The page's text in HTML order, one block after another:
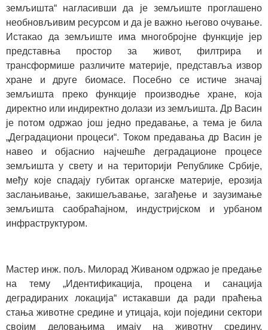
земљишта“ нагласивши да је земљиште проглашено
необновљивим ресурсом и да је важно његово очување.
Истакао да земљиште има многобројне функције јер
представња простор за живот, филтрира и
трансформише различите материје, представља извор
хране и друге биомасе. Посебно се истиче значај
земљишта преко функције производње хране, која
директно или индиректно долази из земљишта. Др Васин
је потом одржао још једно предавање, а тема је била
„Деградациони процеси“. Током предавања др Васин је
навео и објаснио најчешће деградационе процесе
земљишта у свету и на територији Републике Србије,
међу које спадају губитак органске материје, ерозија
заслањивање, закишељавање, загађење и заузимање
земљишта саобраћајном, индустријском и урбаном
инфраструктуром.
Мастер инж. пољ. Милорад Живаном одржао је предање
на тему „Идентификација, процена и санација
деградираних локација“ истакавши да ради праћења
стања животне средине и утицаја, који поједини сектори
својим деловањима имају на животну средину,